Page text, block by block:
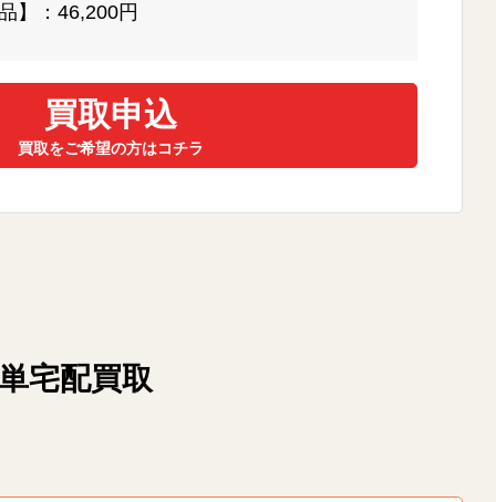
】：46,200円
買取申込
買取をご希望の方はコチラ
宅配買取